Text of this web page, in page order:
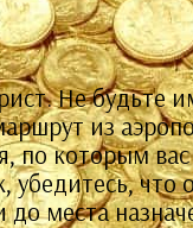
Не будьте
из
по которым
места